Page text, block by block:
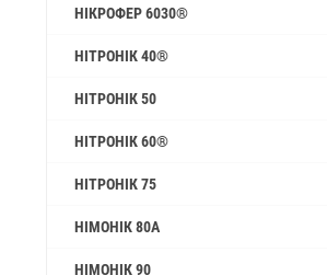
НІКРОФЕР 6030®
НІТРОНІК 40®
НІТРОНІК 50
НІТРОНІК 60®
НІТРОНІК 75
НІМОНІК 80А
НІМОНІК 90